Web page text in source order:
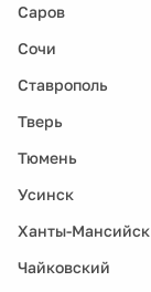
Саров
Сочи
Ставрополь
Тверь
Тюмень
Усинск
Ханты-Мансийск
Чайковский